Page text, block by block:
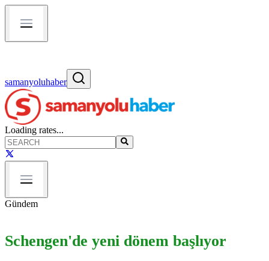
samanyoluhaber
Loading rates...
Gündem
Schengen'de yeni dönem başlıyor